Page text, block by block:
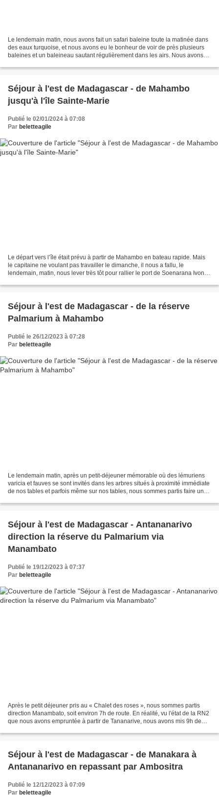
Le lendemain matin, nous avons fait un safari baleine toute la matinée dans
des eaux turquoise, et nous avons eu le bonheur de voir de près plusieurs
baleines et un baleineau sautant régulièrement dans les airs. Nous avons
Séjour à l'est de Madagascar - de Mahambo
jusqu'à l'île Sainte-Marie
Publié le 02/01/2024 à 07:08
Par beletteagile
Le départ vers l’île était prévu à partir de Mahambo en bateau rapide. Mais
le capitaine ne voulant pas travailler le dimanche, il nous a fallu, le
lendemain, matin, nous lever très tôt pour rallier le port de Soenarana Ivongo
Séjour à l'est de Madagascar - de la réserve
Palmarium à Mahambo
Publié le 26/12/2023 à 07:28
Par beletteagile
Le lendemain matin, après un petit-déjeuner mémorable où des lémuriens
varicia et fauves se sont invités dans les arbres situés à proximité immédiate
de nos tables et parfois même sur nos tables, nous sommes partis faire un
Séjour à l'est de Madagascar - Antananarivo
direction la réserve du Palmarium via
Manambato
Publié le 19/12/2023 à 07:37
Par beletteagile
Après le petit déjeuner pris au « Chalet des roses », nous sommes partis
direction Manambato, soit environ 7h de route. En réalité, vu l'état de la RN2
que nous avons empruntée à partir de Tananarive, nous avons mis 9h de
Séjour à l'est de Madagascar - de Manakara à
Antananarivo en repassant par Ambositra
Publié le 12/12/2023 à 07:09
Par beletteagile